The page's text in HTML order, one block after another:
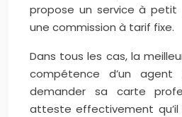
propose un service à petit
une commission à tarif fixe.
Dans tous les cas, la
compétence d’un
demander sa carte
atteste effectivement